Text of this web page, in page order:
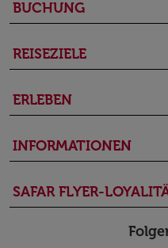
BUCHUNG
REISEZIELE
ERLEBEN
INFORMATIONEN
SAFAR FLYER-